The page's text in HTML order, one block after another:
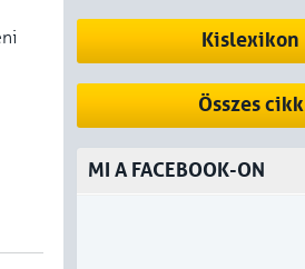
Kislexikon
Összes cikk
MI A FACEBOOK-ON